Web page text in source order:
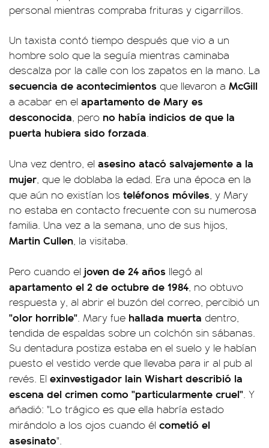
personal mientras compraba frituras y cigarrillos.
Un taxista contó tiempo después que vio a un
hombre solo que la seguía mientras caminaba
descalza por la calle con los zapatos en la mano. La
secuencia de acontecimientos que llevaron a McGill
a acabar en el apartamento de Mary es
desconocida, pero no había indicios de que la
puerta hubiera sido forzada.
Una vez dentro, el asesino atacó salvajemente a la
mujer, que le doblaba la edad. Era una época en la
que aún no existían los teléfonos móviles, y Mary
no estaba en contacto frecuente con su numerosa
familia. Una vez a la semana, uno de sus hijos,
Martin Cullen, la visitaba.
Pero cuando el joven de 24 años llegó al
apartamento el 2 de octubre de 1984, no obtuvo
respuesta y, al abrir el buzón del correo, percibió un
"olor horrible". Mary fue hallada muerta dentro,
tendida de espaldas sobre un colchón sin sábanas.
Su dentadura postiza estaba en el suelo y le habían
puesto el vestido verde que llevaba para ir al pub al
revés. El exinvestigador Iain Wishart describió la
escena del crimen como "particularmente cruel". Y
añadió: "Lo trágico es que ella habría estado
mirándolo a los ojos cuando él cometió el
asesinato".